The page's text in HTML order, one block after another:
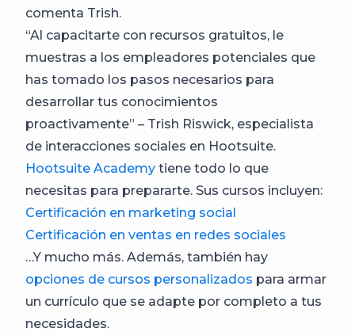
comenta Trish.
“Al capacitarte con recursos gratuitos, le
muestras a los empleadores potenciales que
has tomado los pasos necesarios para
desarrollar tus conocimientos
proactivamente” – Trish Riswick, especialista
de interacciones sociales en Hootsuite.
Hootsuite Academy tiene todo lo que
necesitas para prepararte. Sus cursos incluyen:
Certificación en marketing social
Certificación en ventas en redes sociales
…Y mucho más. Además, también hay
opciones de cursos personalizados para armar
un currículo que se adapte por completo a tus
necesidades.